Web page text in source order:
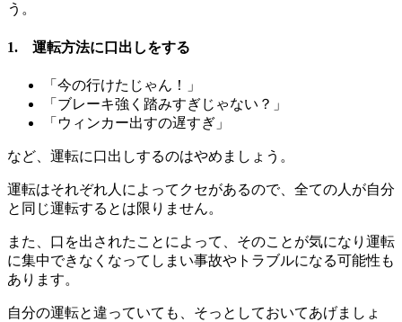
う。
1. 運転方法に口出しをする
「今の行けたじゃん！」
「ブレーキ強く踏みすぎじゃない？」
「ウィンカー出すの遅すぎ」
など、運転に口出しするのはやめましょう。
運転はそれぞれ人によってクセがあるので、全ての人が自分
と同じ運転するとは限りません。
また、口を出されたことによって、そのことが気になり運転
に集中できなくなってしまい事故やトラブルになる可能性も
あります。
自分の運転と違っていても、そっとしておいてあげましょ